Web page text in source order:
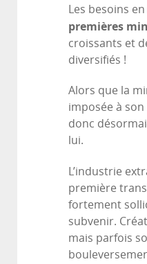
Les besoins en
premières
croissants et
diversifiés !
Alors que la
imposée à
donc
lui.
L’industrie
première
fortement
subvenir.
mais parfois